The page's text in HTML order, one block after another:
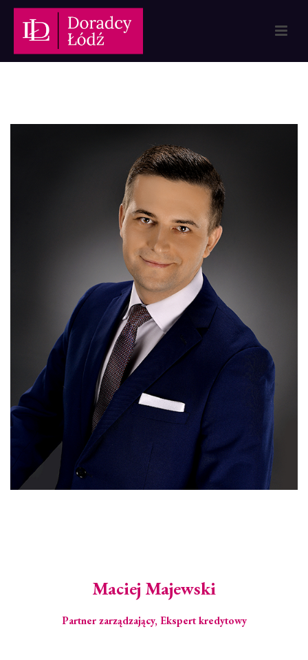
Maciej Majewski
Partner zarządzający, Ekspert kredytowy